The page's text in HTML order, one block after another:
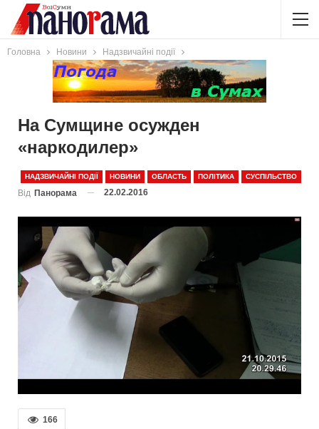
Головна Новини Надзвичайні події
На Сумщине осужден
«наркодилер»
НАДЗВИЧАЙНІ ПОДІЇ НОВИНИ ОБЛАСТЬ ПОЛІТИКА СУСПІЛЬСТВО
Від Панорама 22.02.2016
166